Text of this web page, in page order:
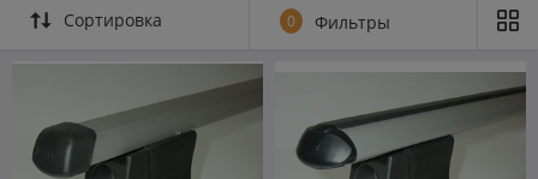
Сортировка 0 Фильтры